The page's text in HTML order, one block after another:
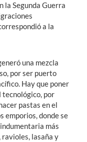
la Segunda Guerra
a la
una mezcla
por ser puerto
Hay que poner
tecnológico, por
pastas en el
emporios, donde se
más
lasaña y